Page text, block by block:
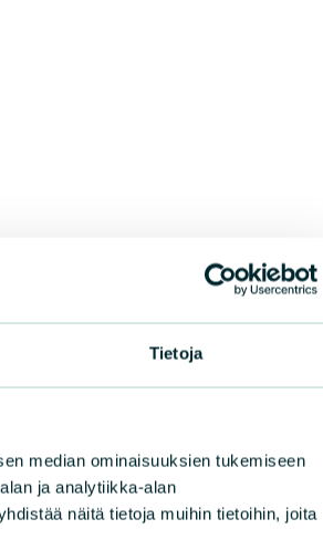
Tietoja
median ominaisuuksien tukemiseen
ja analytiikka-alan
näitä tietoja muihin tietoihin, joita